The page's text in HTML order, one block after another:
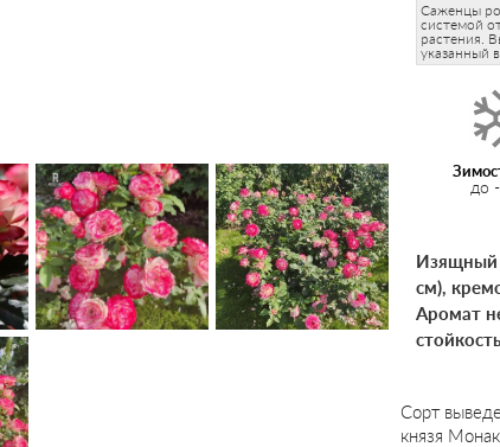
Саженцы
системой
растения.
указанный
до
Изящный
см),
Аромат
Сорт
князя